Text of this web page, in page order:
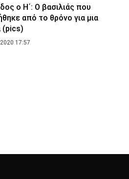
ο Η΄: Ο βασιλιάς που
από το θρόνο για μια
(pics)
2020 17:57